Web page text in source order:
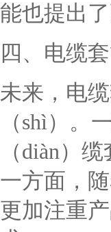
能也提出
四、电缆
未来，电
（shì）。
（diàn）
一方面，
更加注重